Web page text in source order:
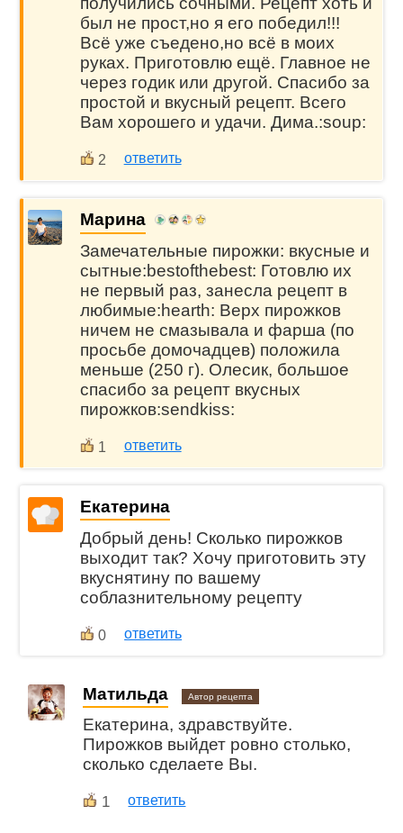
был не прост,но я его победил!!!
Всё уже съедено,но всё в моих
руках. Приготовлю ещё. Главное не
через годик или другой. Спасибо за
простой и вкусный рецепт. Всего
Вам хорошего и удачи. Дима.:soup:
2 ответить
Марина
Замечательные пирожки: вкусные и
сытные:bestofthebest: Готовлю их
не первый раз, занесла рецепт в
любимые:hearth: Верх пирожков
ничем не смазывала и фарша (по
просьбе домочадцев) положила
меньше (250 г). Олесик, большое
спасибо за рецепт вкусных
пирожков:sendkiss:
1 ответить
Екатерина
Добрый день! Сколько пирожков
выходит так? Хочу приготовить эту
вкуснятину по вашему
соблазнительному рецепту
0 ответить
Матильда Автор рецепта
Екатерина, здравствуйте.
Пирожков выйдет ровно столько,
сколько сделаете Вы.
1 ответить